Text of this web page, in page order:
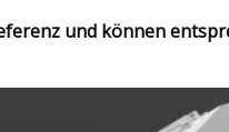
und können